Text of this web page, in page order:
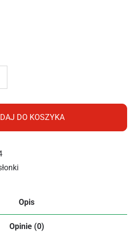
DONICZKA TUBO P ECO DPOP200W
DO KOSZYKA
Opis
Opinie (0)